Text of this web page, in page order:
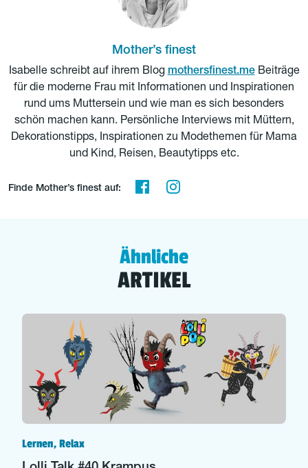
Mother’s finest
Isabelle schreibt auf ihrem Blog mothersfinest.meBeiträge
für die moderne Frau mit Informationen und Inspirationen
rund ums Muttersein und wie man es sich besonders
schön machen kann. Persönliche Interviews mit Müttern,
Dekorationstipps, Inspirationen zu Modethemen für Mama
und Kind, Reisen, Beautytipps etc.
Finde Mother’s finest auf:
Ähnliche
ARTIKEL
Lernen, Relax